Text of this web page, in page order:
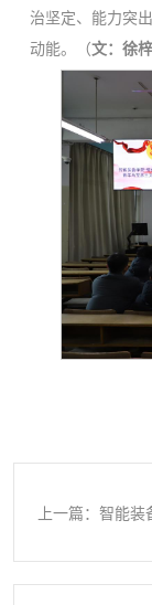
治坚定、能力突
动能。（文：徐
上一篇：智能